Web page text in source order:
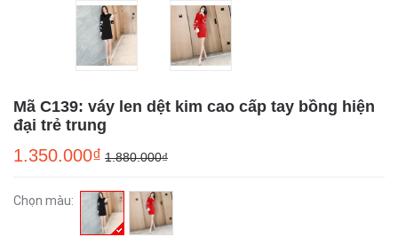
Mã C139: váy len dệt kim cao cấp tay bồng hiện
đại trẻ trung
1.350.000₫ 1.880.000₫
Chọn màu: